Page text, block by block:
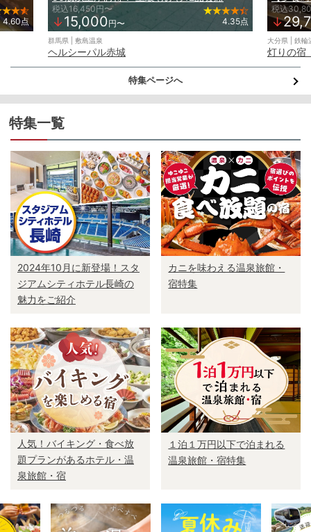
4.60点
税込16,450円〜
↓15,000円〜 4.35点
群馬県 | 敷島温泉
ヘルシーパル赤城
税込
↓
大分県 | 鉄輪
灯りの
特集ページへ
特集一覧
2024年10月に新登場！スタ
ジアムシティホテル長崎の
魅力をご紹介
カニを味わえる温泉旅館・
宿特集
人気！バイキング・食べ放
題プランがあるホテル・温
泉旅館・宿
１泊１万円以下で泊まれる
温泉旅館・宿特集